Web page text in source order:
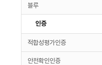
블루
인증
적합성평가인증
안전확인인증